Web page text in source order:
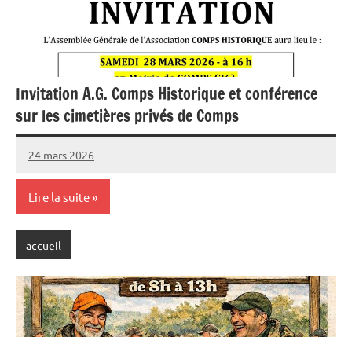
Invitation A.G. Comps Historique et conférence
sur les cimetières privés de Comps
24 mars 2026
Sylviane
MASSON
Aucun
commentaire
Lire la suite
accueil